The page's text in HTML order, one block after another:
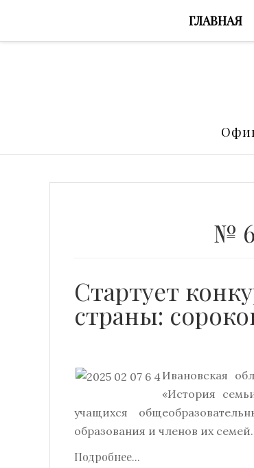
ГЛАВНАЯ
№
Стартует
страны:
Ивановская
«История
учащихся
образования и членов их семей.
Подробнее...